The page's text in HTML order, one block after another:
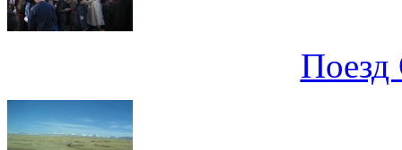
Поезд